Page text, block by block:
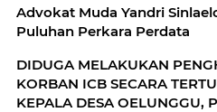
Advokat Muda Yandri
Puluhan Perkara Perdata
DIDUGA MELAKUKAN
KORBAN ICB SECARA
KEPALA DESA OELUNGGU,